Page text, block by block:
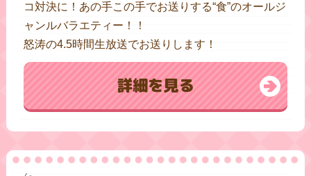
コ対決に！あの手この手でお送りする“食”のオールジ
ャンルバラエティー！！
怒涛の4.5時間生放送でお送りします！
詳細を見る